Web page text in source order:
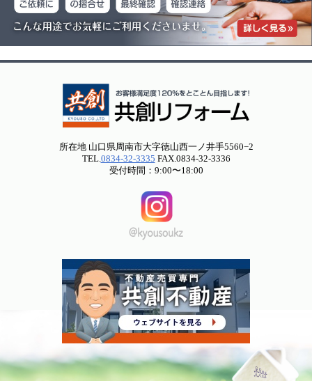
所在地 山口県周南市大字徳山西一ノ井手5560−2
TEL. 0834-32-3335 FAX.0834-32-3336
受付時間：9:00〜18:00